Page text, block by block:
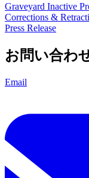
Graveyard Inactive
Corrections &
Press Release
お問い合わ
Email